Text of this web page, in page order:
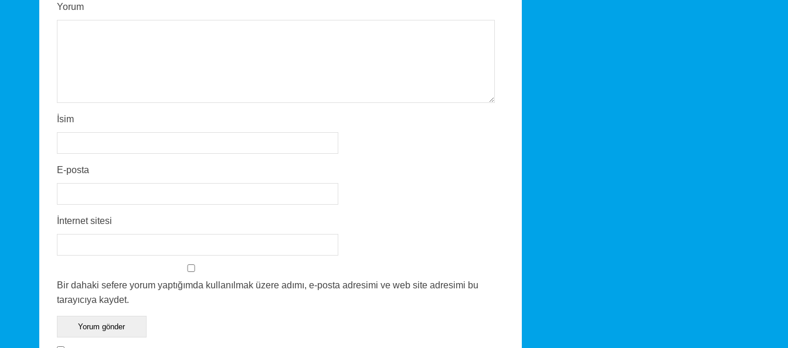
Yorum
İsim
E-posta
İnternet sitesi
Bir dahaki sefere yorum yaptığımda kullanılmak üzere adımı, e-posta adresimi ve web site adresimi bu
tarayıcıya kaydet.